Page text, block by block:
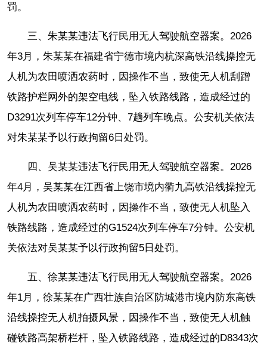
罚。
三、朱某某违法飞行民用无人驾驶航空器案。2026
年3月，朱某某在福建省宁德市境内杭深高铁沿线操控无
人机为农田喷洒农药时，因操作不当，致使无人机刮蹭
铁路护栏网外的架空电线，坠入铁路线路，造成经过的
D3291次列车停车12分钟、7趟列车晚点。公安机关依法
对朱某某予以行政拘留6日处罚。
四、吴某某违法飞行民用无人驾驶航空器案。2026
年4月，吴某某在江西省上饶市境内衢九高铁沿线操控无
人机为农田喷洒农药时，因操作不当，致使无人机坠入
铁路线路，造成经过的G1524次列车停车7分钟。公安机
关依法对吴某某予以行政拘留5日处罚。
五、徐某某违法飞行民用无人驾驶航空器案。2026
年1月，徐某某在广西壮族自治区防城港市境内防东高铁
沿线操控无人机拍摄风景，因操作不当，致使无人机触
碰铁路高架桥栏杆，坠入铁路线路，造成经过的D8343次